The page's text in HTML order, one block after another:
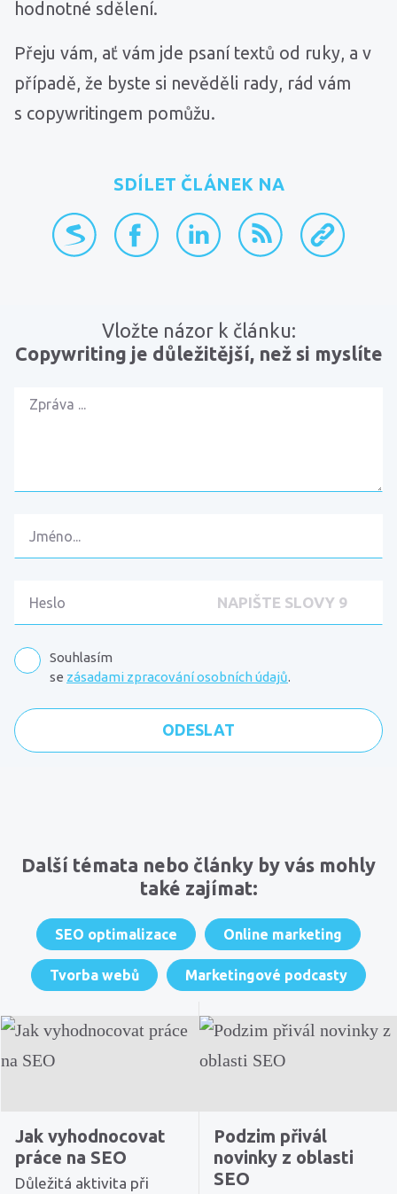
hodnotné sdělení.
Přeju vám, ať vám jde psaní textů od ruky, a v
případě, že byste si nevěděli rady, rád vám
s copywritingem pomůžu.
SDÍLET ČLÁNEK NA
přidat na Seznam.cz
sdílet na Facebooku
sdílet na LinkedInu
RSS kanálzkopírovat
Vložte názor k článku:
Copywriting je důležitější, než si myslíte
Souhlasím
se zásadami zpracování osobních údajů.
Další témata nebo články by vás mohly
také zajímat:
SEO optimalizace Online marketing
Tvorba webů Marketingové podcasty
Jak vyhodnocovat
práce na SEO
Důležitá aktivita při
Podzim přivál
novinky z oblasti
SEO